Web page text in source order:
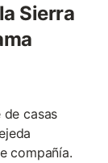
Sierra
de casas
compañía.